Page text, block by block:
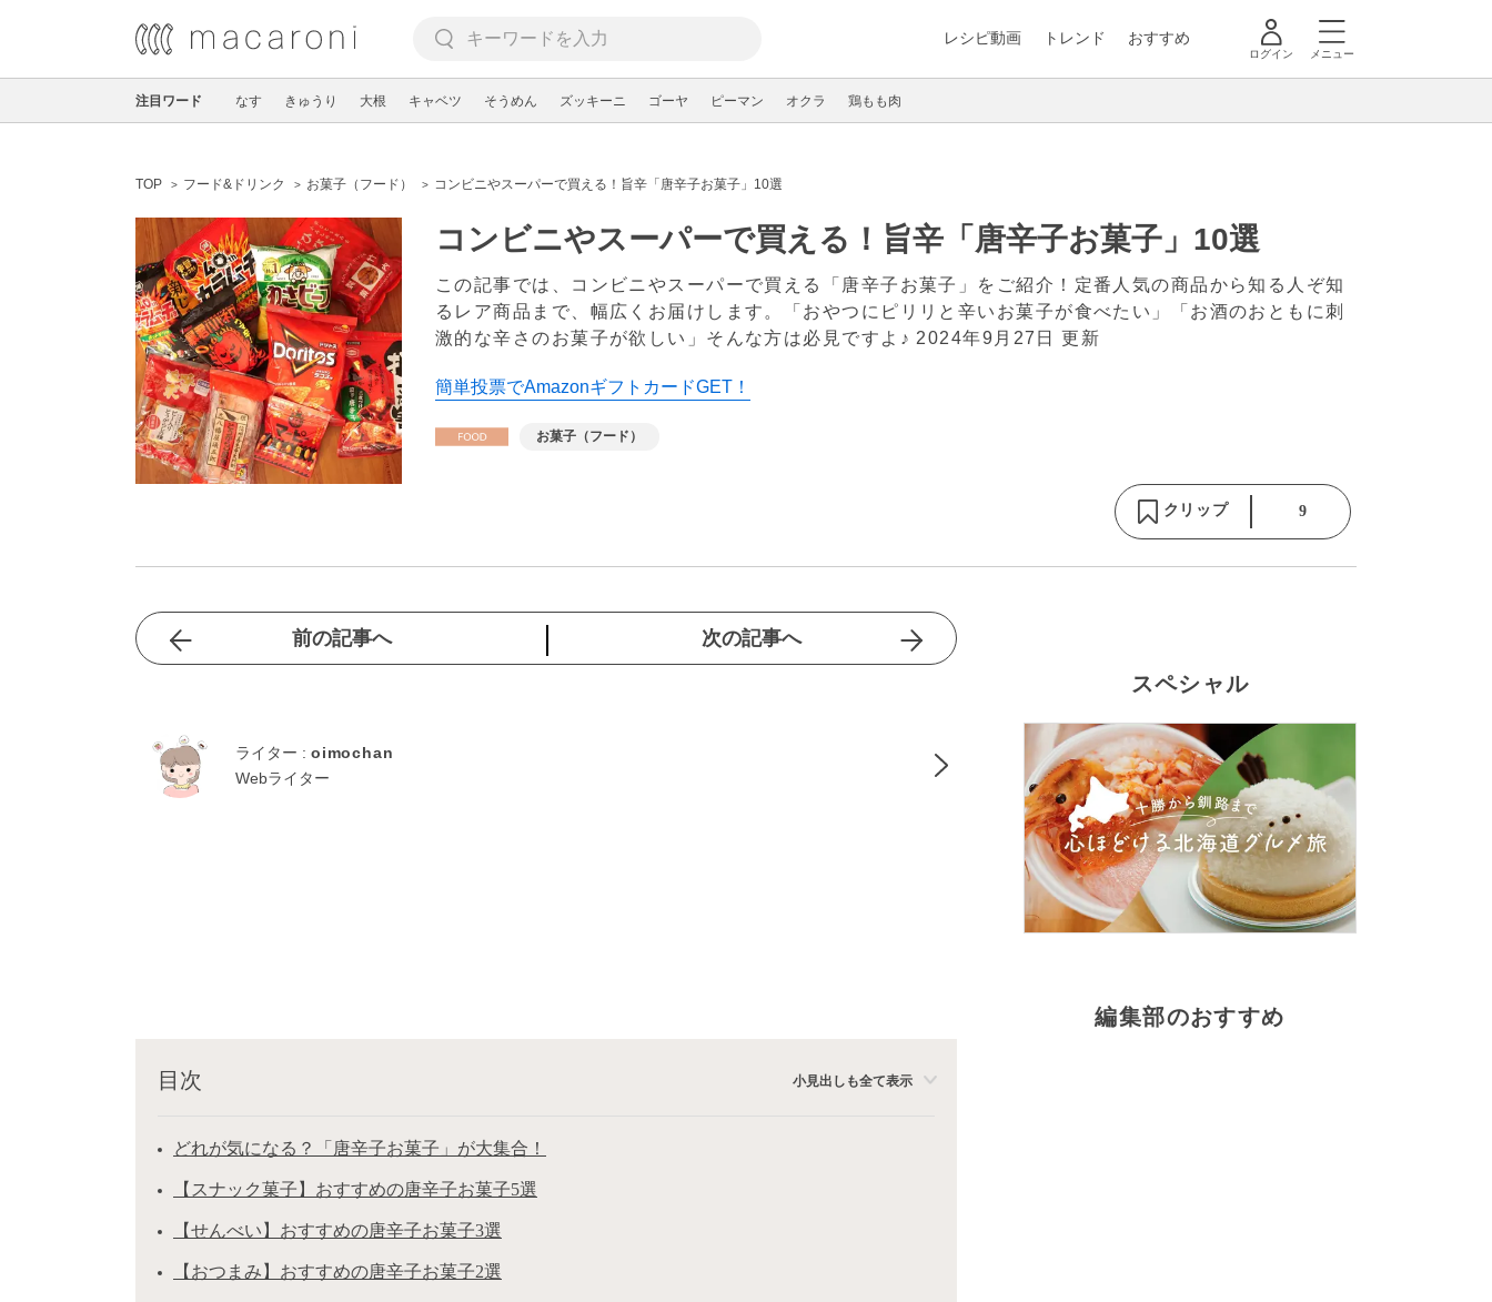
レシピ動画 トレンド おすすめ
ログイン メニュー
注目ワード なす きゅうり 大根 キャベツ そうめん ズッキーニ ゴーヤ ピーマン オクラ 鶏もも肉
TOP フード&ドリンク お菓子（フード） コンビニやスーパーで買える！旨辛「唐辛子お菓子」10選
コンビニやスーパーで買える！旨辛「唐辛子お菓子」10選
この記事では、コンビニやスーパーで買える「唐辛子お菓子」をご紹介！定番人気の商品から知る人ぞ知
るレア商品まで、幅広くお届けします。「おやつにピリリと辛いお菓子が食べたい」「お酒のおともに刺
激的な辛さのお菓子が欲しい」そんな方は必見ですよ♪ 2024年9月27日 更新
簡単投票でAmazonギフトカードGET！
お菓子（フード）
クリップ 9
前の記事へ 次の記事へ
ライター : oimochan
Webライター
目次 小見出しも全て表示
どれが気になる？「唐辛子お菓子」が大集合！
【スナック菓子】おすすめの唐辛子お菓子5選
【せんべい】おすすめの唐辛子お菓子3選
【おつまみ】おすすめの唐辛子お菓子2選
スペシャル
編集部のおすすめ